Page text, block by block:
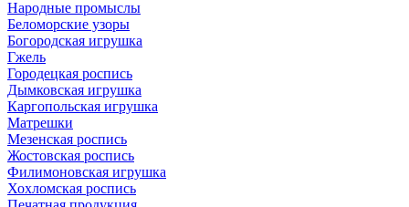
Народные промыслы
Беломорские узоры
Богородская игрушка
Гжель
Городецкая роспись
Дымковская игрушка
Каргопольская игрушка
Матрешки
Мезенская роспись
Жостовская роспись
Филимоновская игрушка
Хохломская роспись